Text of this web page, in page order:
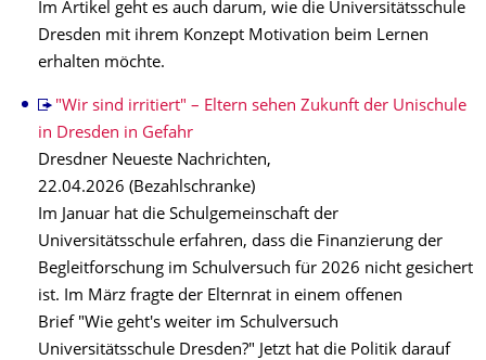
Im Artikel geht es auch darum, wie die Universitätsschule
Dresden mit ihrem Konzept Motivation beim Lernen
erhalten möchte.
"Wir sind irritiert" – Eltern sehen Zukunft der Unischule
in Dresden in Gefahr
Dresdner Neueste Nachrichten,
22.04.2026 (Bezahlschranke)
Im Januar hat die Schulgemeinschaft der
Universitätsschule erfahren, dass die Finanzierung der
Begleitforschung im Schulversuch für 2026 nicht gesichert
ist. Im März fragte der Elternrat in einem offenen
Brief "Wie geht's weiter im Schulversuch
Universitätsschule Dresden?" Jetzt hat die Politik darauf